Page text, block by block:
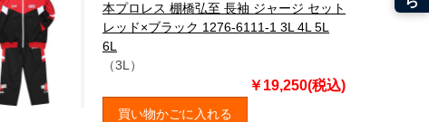
本プロレス 棚橋弘至 長袖 ジャージ セット
レッド×ブラック 1276-6111-1 3L 4L 5L
6L
（3L）
￥19,250(税込)
買い物かごに入れる